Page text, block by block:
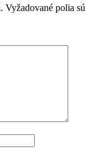
Vyžadované polia sú